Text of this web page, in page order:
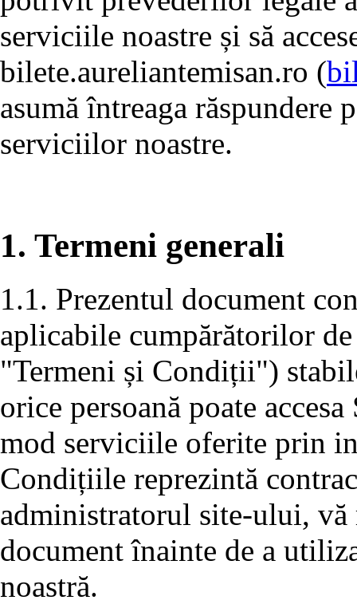
serviciile noastre și să
bilete.aureliantemisan.ro (
asumă întreaga răspundere
serviciilor noastre.
1. Termeni generali
1.1. Prezentul document
aplicabile cumpărătorilor
"Termeni și Condiții")
orice persoană poate
mod serviciile oferite prin
Condițiile reprezintă
administratorul site-ului,
document înainte de a
noastră.